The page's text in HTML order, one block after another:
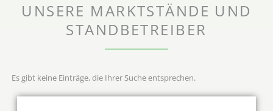
UNSERE MARKTSTÄNDE UND
STANDBETREIBER
Es gibt keine Einträge, die Ihrer Suche entsprechen.